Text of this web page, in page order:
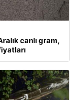
canlı gram,